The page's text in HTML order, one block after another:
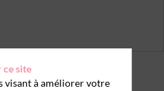
ce site
visant à améliorer votre